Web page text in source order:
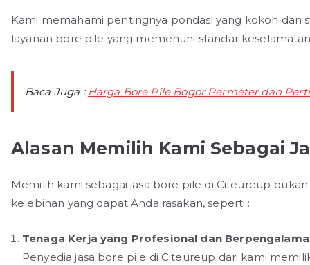
Kami memahami pentingnya pondasi yang kokoh dan
layanan bore pile yang memenuhi standar
Baca Juga :Harga Bore Pile Bogor Permeter dan
Alasan Memilih Kami Sebagai
Memilih kami sebagai jasa bore pile di Citeureup
kelebihan yang dapat Anda rasakan, seperti :
Tenaga Kerja yang Profesional dan
Penyedia jasa bore pile di Citeureup dari kami